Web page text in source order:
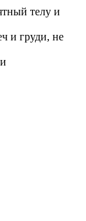
телу и
и груди, не